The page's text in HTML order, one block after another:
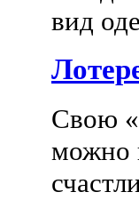
вид
Свою
можно